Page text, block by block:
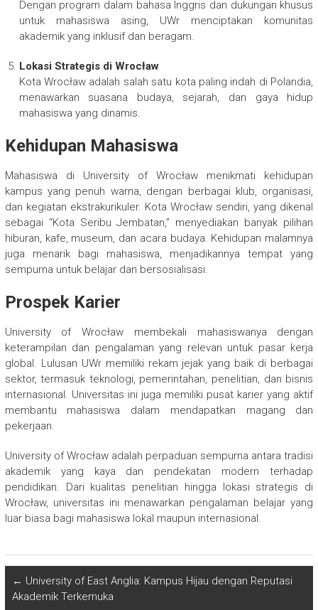
Dengan program dalam bahasa Inggris dan dukungan khusus
untuk mahasiswa asing, UWr menciptakan komunitas
akademik yang inklusif dan beragam.
Lokasi Strategis di Wrocław
Kota Wrocław adalah salah satu kota paling indah di Polandia,
menawarkan suasana budaya, sejarah, dan gaya hidup
mahasiswa yang dinamis.
Kehidupan Mahasiswa
Mahasiswa di University of Wrocław menikmati kehidupan
kampus yang penuh warna, dengan berbagai klub, organisasi,
dan kegiatan ekstrakurikuler. Kota Wrocław sendiri, yang dikenal
sebagai “Kota Seribu Jembatan,” menyediakan banyak pilihan
hiburan, kafe, museum, dan acara budaya. Kehidupan malamnya
juga menarik bagi mahasiswa, menjadikannya tempat yang
sempurna untuk belajar dan bersosialisasi.
Prospek Karier
University of Wrocław membekali mahasiswanya dengan
keterampilan dan pengalaman yang relevan untuk pasar kerja
global. Lulusan UWr memiliki rekam jejak yang baik di berbagai
sektor, termasuk teknologi, pemerintahan, penelitian, dan bisnis
internasional. Universitas ini juga memiliki pusat karier yang aktif
membantu mahasiswa dalam mendapatkan magang dan
pekerjaan.
University of Wrocław adalah perpaduan sempurna antara tradisi
akademik yang kaya dan pendekatan modern terhadap
pendidikan. Dari kualitas penelitian hingga lokasi strategis di
Wrocław, universitas ini menawarkan pengalaman belajar yang
luar biasa bagi mahasiswa lokal maupun internasional.
← University of East Anglia: Kampus Hijau dengan Reputasi
Akademik Terkemuka